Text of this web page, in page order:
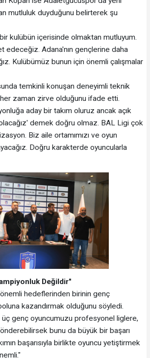
mutluluk duyduğunu belirterek şu
kulübün içerisinde olmaktan mutluyum.
edeceğiz. Adana'nın gençlerine daha
Kulübümüz bunun için önemli çalışmalar
temkinli konuşan deneyimli teknik
zaman zirve olduğunu ifade etti.
aday bir takım oluruz ancak açık
demek doğru olmaz. BAL Ligi çok
Biz aile ortamımızı ve oyun
Doğru karakterde oyuncularla
Değildir"
hedeflerinden birinin genç
kazandırmak olduğunu söyledi.
genç oyuncumuzu profesyonel liglere,
bunu da büyük bir başarı
başarısıyla birlikte oyuncu yetiştirmek